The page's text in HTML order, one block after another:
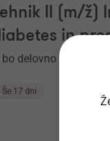
II (m/ž)
in
delovno razmerje
Še 17 dni